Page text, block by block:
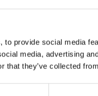
provide social media
media, advertising
that they’ve collected
belangrijker,
Thermo-
en bieden